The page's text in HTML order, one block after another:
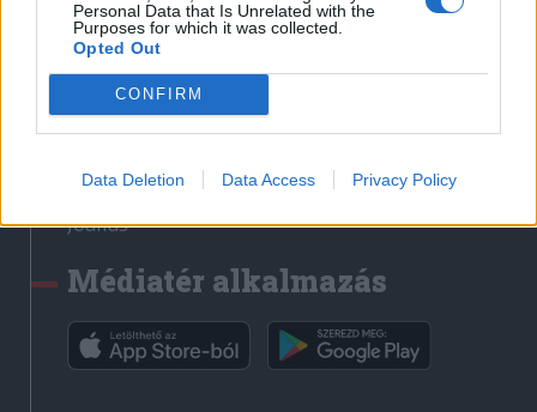
Personal Data that Is Unrelated with the
Purposes for which it was collected.
Opted Out
CONFIRM
Data Deletion Data Access Privacy Policy
Krónika
Bihari Napló
Erdélyi Napló
Főtér
Rádió GaGa
Jóállás
Médiatér alkalmazás